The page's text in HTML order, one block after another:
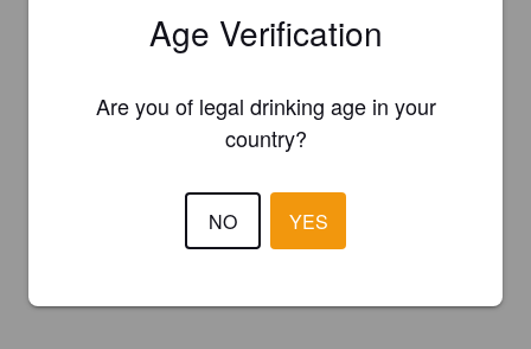
Age Verification
Are you of legal drinking age in your
country?
NO YES